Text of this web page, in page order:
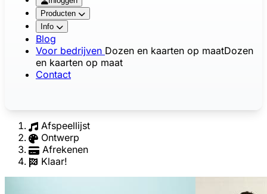
Producten
Info
Blog
Voor bedrijven Dozen en kaarten op maatDozen
en kaarten op maat
Contact
Afspeellijst
Ontwerp
Afrekenen
Klaar!